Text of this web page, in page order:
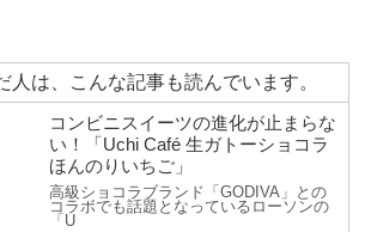
人は、こんな記事も読んでいます。
コンビニスイーツの進化が止まらな
い！「Uchi Café 生ガトーショコラ
ほんのりいちご」
高級ショコラブランド「GODIVA」との
コラボでも話題となっているローソンの
「U